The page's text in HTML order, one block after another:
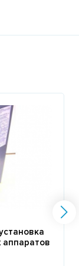
аппаратов